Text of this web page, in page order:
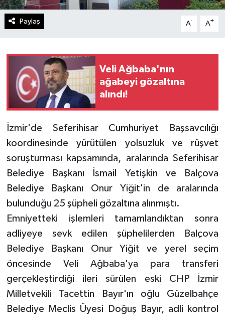
Paylaş A- A+
Veli Ağbaba'nın
ağabeyi gözaltına
alındı!
İzmir'de Seferihisar Cumhuriyet Başsavcılığı
koordinesinde yürütülen yolsuzluk ve rüşvet
soruşturması kapsamında, aralarında Seferihisar
Belediye Başkanı İsmail Yetişkin ve Balçova
Belediye Başkanı Onur Yiğit'in de aralarında
bulunduğu 25 şüpheli gözaltına alınmıştı.
Emniyetteki işlemleri tamamlandıktan sonra
adliyeye sevk edilen şüphelilerden Balçova
Belediye Başkanı Onur Yiğit ve yerel seçim
öncesinde Veli Ağbaba'ya para transferi
gerçekleştirdiği ileri sürülen eski CHP İzmir
Milletvekili Tacettin Bayır'ın oğlu Güzelbahçe
Belediye Meclis Üyesi Doğuş Bayır, adli kontrol